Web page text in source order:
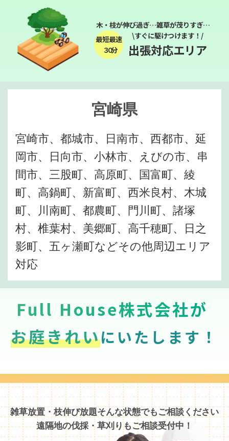
木・枝が伸び過ぎ…雑草が茂りすぎ…
最短最速
３０分
\すぐに駆けつけます！/
出張対応エリア
宮崎県
宮崎市、都城市、日南市、西都市、延
岡市、日向市、小林市、えびの市、串
間市、三股町、高原町、国富町、綾
町、高鍋町、新富町、西米良村、木城
町、川南町、都農町、門川町、諸塚
村、椎葉村、美郷町、高千穂町、日之
影町、五ヶ瀬町などその他周辺エリア
対応
Full House株式会社が
お庭きれいにいたします！
雑草放置・枝伸び放題そんな状態でもご相談ください
遠隔地の伐採・草刈りもご相談受付中！